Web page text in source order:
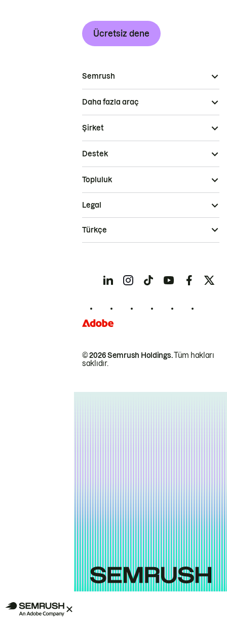
Ücretsiz dene
Semrush
Daha fazla araç
Şirket
Destek
Topluluk
© 2026 Semrush Holdings.Tüm hakları
saklıdır.
Legal
Türkçe